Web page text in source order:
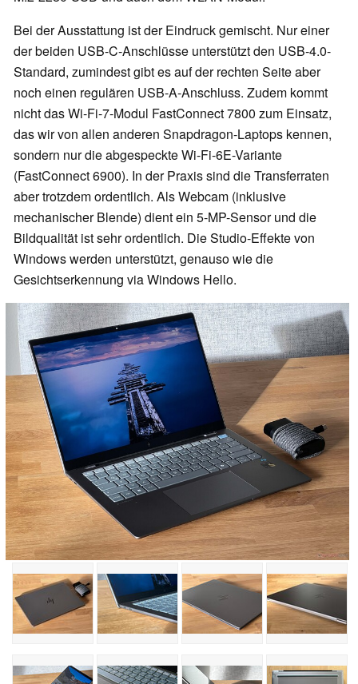
Bei der Ausstattung ist der Eindruck gemischt. Nur einer
der beiden USB-C-Anschlüsse unterstützt den USB-4.0-
Standard, zumindest gibt es auf der rechten Seite aber
noch einen regulären USB-A-Anschluss. Zudem kommt
nicht das Wi-Fi-7-Modul FastConnect 7800 zum Einsatz,
das wir von allen anderen Snapdragon-Laptops kennen,
sondern nur die abgespeckte Wi-Fi-6E-Variante
(FastConnect 6900). In der Praxis sind die Transferraten
aber trotzdem ordentlich. Als Webcam (inklusive
mechanischer Blende) dient ein 5-MP-Sensor und die
Bildqualität ist sehr ordentlich. Die Studio-Effekte von
Windows werden unterstützt, genauso wie die
Gesichtserkennung via Windows Hello.